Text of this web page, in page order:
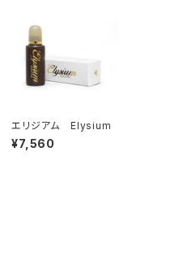
エリジアム Elysium
¥7,560